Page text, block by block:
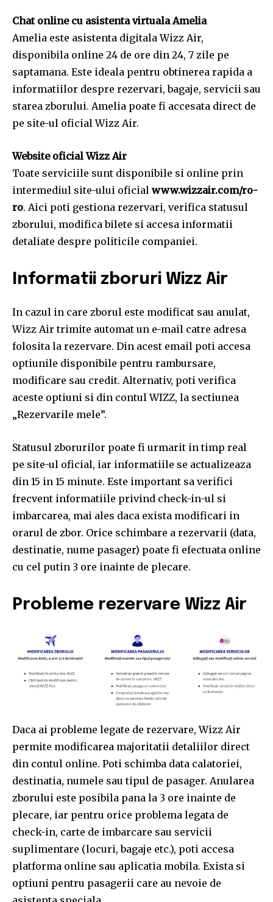
Chat online cu asistenta virtuala Amelia
Amelia este asistenta digitala Wizz Air,
disponibila online 24 de ore din 24, 7 zile pe
saptamana. Este ideala pentru obtinerea rapida a
informatiilor despre rezervari, bagaje, servicii sau
starea zborului. Amelia poate fi accesata direct de
pe site-ul oficial Wizz Air.
Website oficial Wizz Air
Toate serviciile sunt disponibile si online prin
intermediul site-ului oficial www.wizzair.com/ro-
ro. Aici poti gestiona rezervari, verifica statusul
zborului, modifica bilete si accesa informatii
detaliate despre politicile companiei.
Informatii zboruri Wizz Air
In cazul in care zborul este modificat sau anulat,
Wizz Air trimite automat un e-mail catre adresa
folosita la rezervare. Din acest email poti accesa
optiunile disponibile pentru rambursare,
modificare sau credit. Alternativ, poti verifica
aceste optiuni si din contul WIZZ, la sectiunea
„Rezervarile mele”.
Statusul zborurilor poate fi urmarit in timp real
pe site-ul oficial, iar informatiile se actualizeaza
din 15 in 15 minute. Este important sa verifici
frecvent informatiile privind check-in-ul si
imbarcarea, mai ales daca exista modificari in
orarul de zbor. Orice schimbare a rezervarii (data,
destinatie, nume pasager) poate fi efectuata online
cu cel putin 3 ore inainte de plecare.
Probleme rezervare Wizz Air
Daca ai probleme legate de rezervare, Wizz Air
permite modificarea majoritatii detaliilor direct
din contul online. Poti schimba data calatoriei,
destinatia, numele sau tipul de pasager. Anularea
zborului este posibila pana la 3 ore inainte de
plecare, iar pentru orice problema legata de
check-in, carte de imbarcare sau servicii
suplimentare (locuri, bagaje etc.), poti accesa
platforma online sau aplicatia mobila. Exista si
optiuni pentru pasagerii care au nevoie de